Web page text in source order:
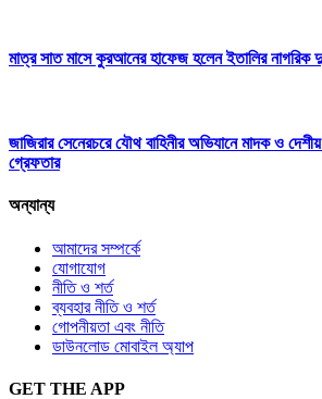
মাত্র সাত মাসে কুরআনের হাফেজ হলেন ইতালির নাগরিক
জাজিরার সেনেরচরে যৌথ বাহিনীর অভিযানে মাদক ও
গ্রেফতার
অন্যান্য
আমাদের সম্পর্কে
যোগাযোগ
নীতি ও শর্ত
ব্যবহার নীতি ও শর্ত
গোপনীয়তা এবং নীতি
ডাউনলোড মোবাইল অ্যাপ
GET THE APP